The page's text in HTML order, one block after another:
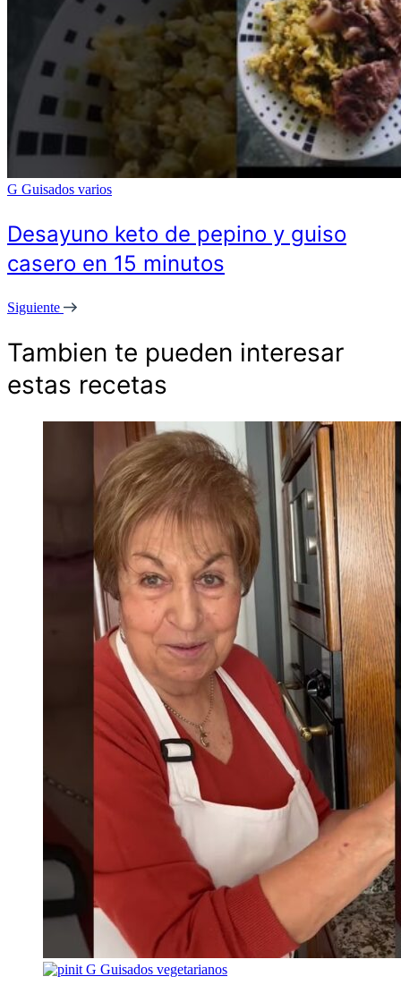
G Guisados varios
Desayuno keto de pepino y guiso
casero en 15 minutos
Siguiente
Tambien te pueden interesar
estas recetas
G Guisados vegetarianos